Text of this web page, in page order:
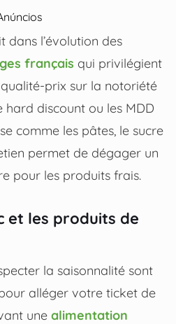
dans l’évolution des
français qui privilégient
prix sur la notoriété
discount ou les MDD
comme les pâtes, le sucre
permet de dégager un
pour les produits frais.
et les produits de
la saisonnalité sont
alléger votre ticket de
une alimentation